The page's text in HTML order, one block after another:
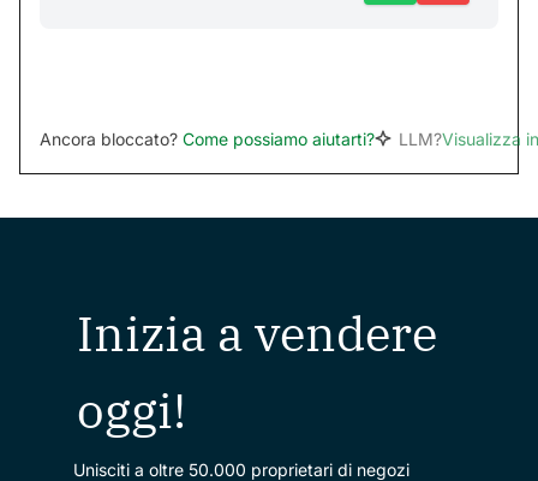
Ancora bloccato? Come possiamo aiutarti? LLM?Visualizza
Inizia a vendere
oggi!
Unisciti a oltre 50.000 proprietari di negozi